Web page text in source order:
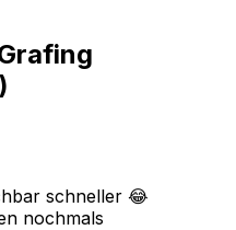
)
schneller 😂
nochmals